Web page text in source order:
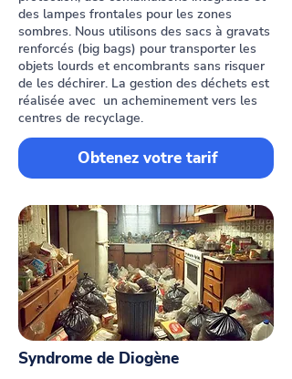
des lampes frontales pour les zones
sombres. Nous utilisons des sacs à gravats
renforcés (big bags) pour transporter les
objets lourds et encombrants sans risquer
de les déchirer. La gestion des déchets est
réalisée avec un acheminement vers les
centres de recyclage.
Obtenez votre tarif
Syndrome de Diogène